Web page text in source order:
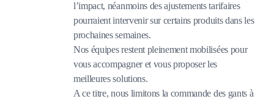
l’impact, néanmoins des ajustements tarifaires
pourraient intervenir sur certains produits dans les
prochaines semaines.
Nos équipes restent pleinement mobilisées pour
vous accompagner et vous proposer les
meilleures solutions.
A ce titre, nous limitons la commande des gants à